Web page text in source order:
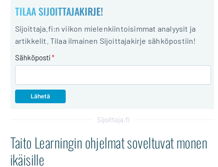
TILAA SIJOITTAJAKIRJE!
Sijoittaja.fi:n viikon mielenkiintoisimmat analyysit ja
artikkelit. Tilaa ilmainen Sijoittajakirje sähköpostiin!
Sähköposti*
Sijoittaja.fi
Taito Learningin ohjelmat soveltuvat monen
ikäisille